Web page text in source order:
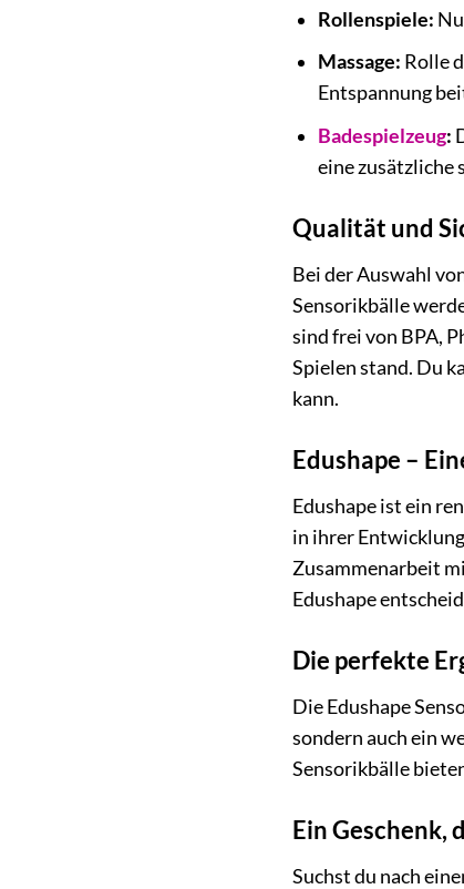
Rollenspiele:
Massage: Rolle
Entspannung
Badespielzeug:
eine zusätzliche
Qualität und
Bei der Auswahl
Sensorikbälle
sind frei von BPA,
Spielen stand. Du
kann.
Edushape –
Edushape ist ein
in ihrer
Zusammenarbeit
Edushape
Die perfekte
Die Edushape
sondern auch ein
Sensorikbälle
Ein Geschenk,
Suchst du nach